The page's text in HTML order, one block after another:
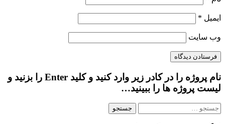
ایمیل *
وب‌ سایت
نام پروژه را در کادر زیر وارد کنید و کلید Enter را بزنید و
لیست پروژه ها را ببینید…
جستجو